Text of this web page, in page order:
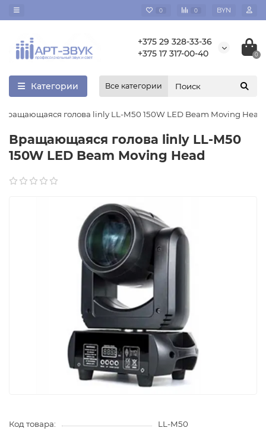
0 0 BYN
+375 29 328-33-36
+375 17 317-00-40
0
Категории Все категории
Вращающаяся голова linly LL-M50 150W LED Beam Moving Head
Вращающаяся голова linly LL-M50
150W LED Beam Moving Head
Код товара:
LL-M50